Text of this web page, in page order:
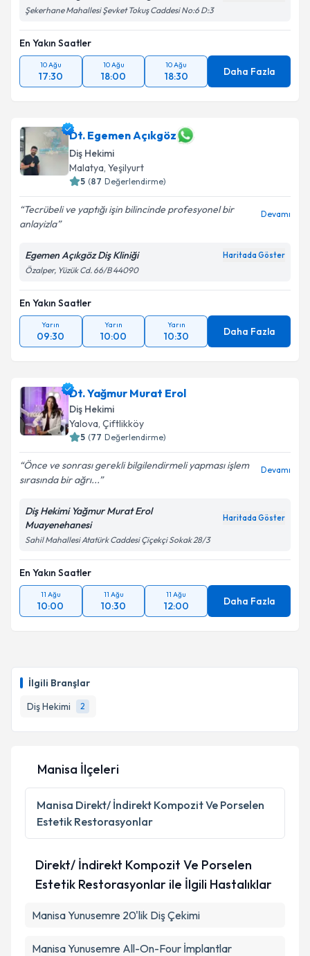
İlgili Branşlar
Diş Hekimi
2
Şekerhane Mahallesi Şevket Tokuş Caddesi No:6 D:3
En Yakın Saatler
10 Ağu
17:30
10 Ağu
18:00
10 Ağu
18:30 Daha Fazla
Dt. Egemen Açıkgöz
Diş Hekimi
Malatya, Yeşilyurt
5 (87 Değerlendirme)
Tecrübeli ve yaptığı işin bilincinde profesyonel bir
anlayizla
Devamı
Egemen Açıkgöz Diş Kliniği Haritada Göster
Özalper, Yüzük Cd. 66/B 44090
En Yakın Saatler
Yarın
09:30
Yarın
10:00
Yarın
10:30 Daha Fazla
Dt. Yağmur Murat Erol
Diş Hekimi
Yalova, Çiftlikköy
5 (77 Değerlendirme)
Önce ve sonrası gerekli bilgilendirmeli yapması işlem
sırasında bir ağrı...
Devamı
Diş Hekimi Yağmur Murat Erol
Muayenehanesi
Haritada Göster
Sahil Mahallesi Atatürk Caddesi Çiçekçi Sokak 28/3
En Yakın Saatler
11 Ağu
10:00
11 Ağu
10:30
11 Ağu
12:00 Daha Fazla
Manisa İlçeleri
Manisa Direkt/ İndirekt Kompozit Ve Porselen
Estetik Restorasyonlar
Direkt/ İndirekt Kompozit Ve Porselen
Estetik Restorasyonlar ile İlgili Hastalıklar
Manisa Yunusemre 20'lik Diş Çekimi
Manisa Yunusemre All-On-Four İmplantlar